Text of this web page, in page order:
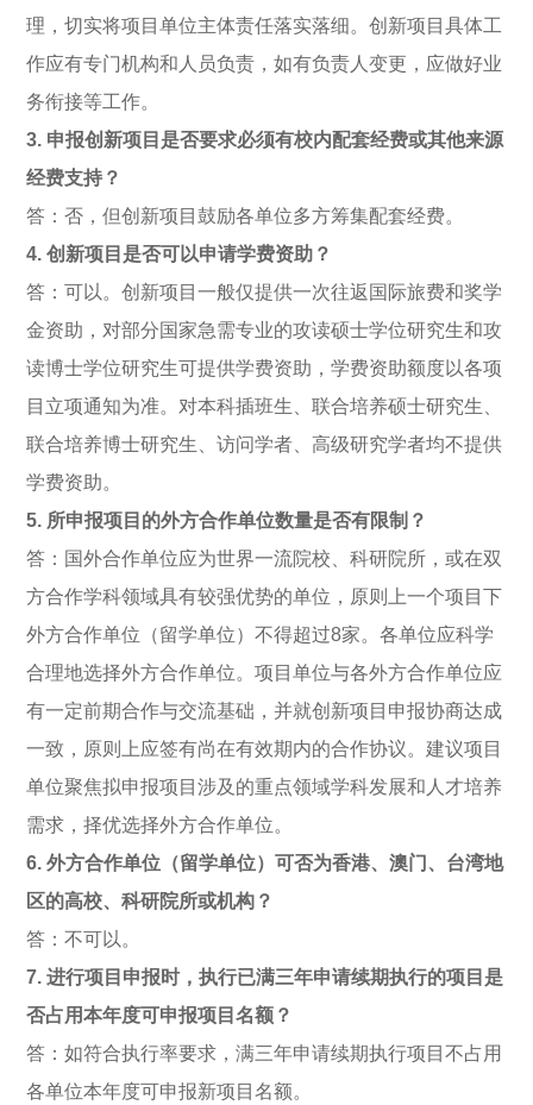
理，切实将项目单位主体责任落实落细。创新项目具体工
作应有专门机构和人员负责，如有负责人变更，应做好业
务衔接等工作。
3. 申报创新项目是否要求必须有校内配套经费或其他来源
经费支持？
答：否，但创新项目鼓励各单位多方筹集配套经费。
4. 创新项目是否可以申请学费资助？
答：可以。创新项目一般仅提供一次往返国际旅费和奖学
金资助，对部分国家急需专业的攻读硕士学位研究生和攻
读博士学位研究生可提供学费资助，学费资助额度以各项
目立项通知为准。对本科插班生、联合培养硕士研究生、
联合培养博士研究生、访问学者、高级研究学者均不提供
学费资助。
5. 所申报项目的外方合作单位数量是否有限制？
答：国外合作单位应为世界一流院校、科研院所，或在双
方合作学科领域具有较强优势的单位，原则上一个项目下
外方合作单位（留学单位）不得超过8家。各单位应科学
合理地选择外方合作单位。项目单位与各外方合作单位应
有一定前期合作与交流基础，并就创新项目申报协商达成
一致，原则上应签有尚在有效期内的合作协议。建议项目
单位聚焦拟申报项目涉及的重点领域学科发展和人才培养
需求，择优选择外方合作单位。
6. 外方合作单位（留学单位）可否为香港、澳门、台湾地
区的高校、科研院所或机构？
答：不可以。
7. 进行项目申报时，执行已满三年申请续期执行的项目是
否占用本年度可申报项目名额？
答：如符合执行率要求，满三年申请续期执行项目不占用
各单位本年度可申报新项目名额。